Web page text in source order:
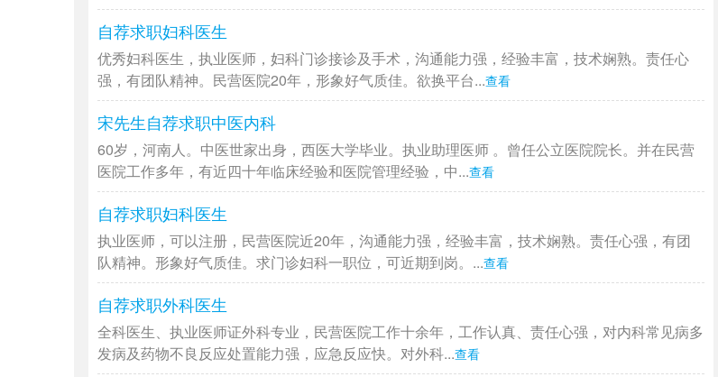
自荐求职妇科医生
优秀妇科医生，执业医师，妇科门诊接诊及手术，沟通能力强，经验丰富，技术娴熟。责任心
强，有团队精神。民营医院20年，形象好气质佳。欲换平台...查看
宋先生自荐求职中医内科
60岁，河南人。中医世家出身，西医大学毕业。执业助理医师 。曾任公立医院院长。并在民营
医院工作多年，有近四十年临床经验和医院管理经验，中...查看
自荐求职妇科医生
执业医师，可以注册，民营医院近20年，沟通能力强，经验丰富，技术娴熟。责任心强，有团
队精神。形象好气质佳。求门诊妇科一职位，可近期到岗。...查看
自荐求职外科医生
全科医生、执业医师证外科专业，民营医院工作十余年，工作认真、责任心强，对内科常见病多
发病及药物不良反应处置能力强，应急反应快。对外科...查看